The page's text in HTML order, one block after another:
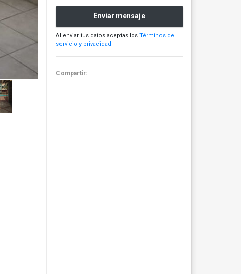
Enviar mensaje
Al enviar tus datos aceptas los Términos de
servicio y privacidad
Compartir: